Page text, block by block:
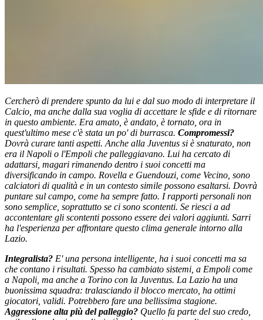
Cercherò di prendere spunto da lui e dal suo modo di interpretare il
Calcio, ma anche dalla sua voglia di accettare le sfide e di ritornare
in questo ambiente. Era amato, è andato, è tornato, ora in
quest'ultimo mese c'è stata un po' di burrasca. Compromessi?
Dovrà curare tanti aspetti. Anche alla Juventus si è snaturato, non
era il Napoli o l'Empoli che palleggiavano. Lui ha cercato di
adattarsi, magari rimanendo dentro i suoi concetti ma
diversificando in campo. Rovella e Guendouzi, come Vecino, sono
calciatori di qualità e in un contesto simile possono esaltarsi. Dovrà
puntare sul campo, come ha sempre fatto. I rapporti personali non
sono semplice, soprattutto se ci sono scontenti. Se riesci a ad
accontentare gli scontenti possono essere dei valori aggiunti. Sarri
ha l'esperienza per affrontare questo clima generale intorno alla
Lazio.
Integralista? E' una persona intelligente, ha i suoi concetti ma sa
che contano i risultati. Spesso ha cambiato sistemi, a Empoli come
a Napoli, ma anche a Torino con la Juventus. La Lazio ha una
buonissima squadra: tralasciando il blocco mercato, ha ottimi
giocatori, validi. Potrebbero fare una bellissima stagione.
Aggressione alta più del palleggio? Quello fa parte del suo credo,